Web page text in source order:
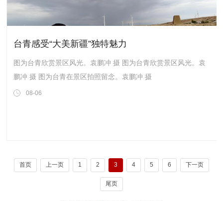
台青感受“大美新疆”独特魅力
图为台青欣赏景区风光。袁鹏冲 摄 图为台青欣赏景区风光。袁
鹏冲 摄 图为台青在景区拍照留念。袁鹏冲 摄
08-06
首页 上一页 1 2 3 4 5 6 下一页
尾页